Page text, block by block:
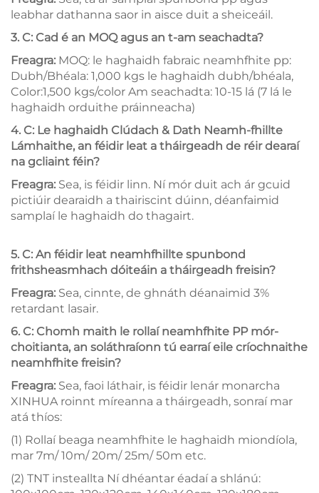
leabhar dathanna saor in aisce duit a sheiceáil.
3. C: Cad é an MOQ agus an t-am seachadta?
Freagra: MOQ: le haghaidh fabraic neamhfhite pp:
Dubh/Bhéala: 1,000 kgs le haghaidh dubh/bhéala,
Color:1,500 kgs/color Am seachadta: 10-15 lá (7 lá le
haghaidh orduithe práinneacha)
4. C: Le haghaidh Clúdach & Dath Neamh-fhillte
Lámhaithe, an féidir leat a tháirgeadh de réir dearaí
na gcliaint féin?
Freagra: Sea, is féidir linn. Ní mór duit ach ár gcuid
pictiúir dearaidh a thairiscint dúinn, déanfaimid
samplaí le haghaidh do thagairt.
5. C: An féidir leat neamhfhillte spunbond
frithsheasmhach dóiteáin a tháirgeadh freisin?
Freagra: Sea, cinnte, de ghnáth déanaimid 3%
retardant lasair.
6. C: Chomh maith le rollaí neamhfhite PP mór-
choitianta, an soláthraíonn tú earraí eile críochnaithe
neamhfhite freisin?
Freagra: Sea, faoi láthair, is féidir lenár monarcha
XINHUA roinnt míreanna a tháirgeadh, sonraí mar
atá thíos:
(1) Rollaí beaga neamhfhite le haghaidh miondíola,
mar 7m/ 10m/ 20m/ 25m/ 50m etc.
(2) TNT insteallta Ní dhéantar éadaí a shlánú: